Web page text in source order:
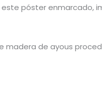
póster enmarcado,
madera de ayous